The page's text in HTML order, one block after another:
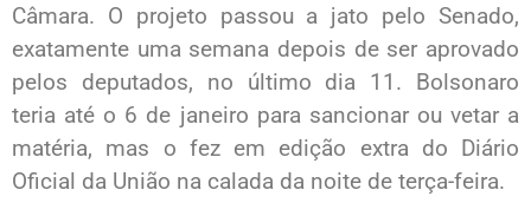
Câmara. O projeto passou a jato pelo Senado,
exatamente uma semana depois de ser aprovado
pelos deputados, no último dia 11. Bolsonaro
teria até o 6 de janeiro para sancionar ou vetar a
matéria, mas o fez em edição extra do Diário
Oficial da União na calada da noite de terça-feira.